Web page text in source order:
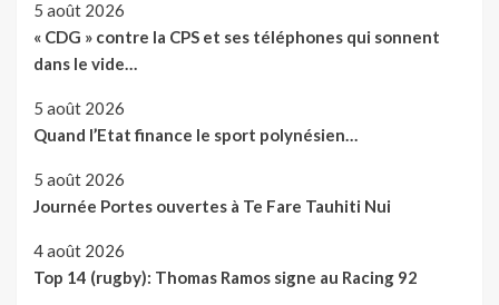
5 août 2026
« CDG » contre la CPS et ses téléphones qui sonnent
dans le vide…
5 août 2026
Quand l’Etat finance le sport polynésien…
5 août 2026
Journée Portes ouvertes à Te Fare Tauhiti Nui
4 août 2026
Top 14 (rugby): Thomas Ramos signe au Racing 92